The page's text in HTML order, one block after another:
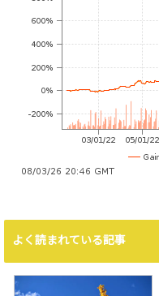
よく読まれている記事